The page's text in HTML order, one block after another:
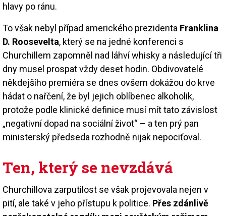
hlavy po ránu.
To však nebyl případ amerického prezidenta Franklina
D. Roosevelta, který se na jedné konferenci s
Churchillem zapomněl nad láhví whisky a následující tři
dny musel prospat vždy deset hodin. Obdivovatelé
někdejšího premiéra se dnes ovšem dokážou do krve
hádat o nařčení, že byl jejich oblíbenec alkoholik,
protože podle klinické definice musí mít tato závislost
„negativní dopad na sociální život“ – a ten prý pan
ministerský předseda rozhodně nijak nepociťoval.
Ten, který se nevzdává
Churchillova zarputilost se však projevovala nejen v
pití, ale také v jeho přístupu k politice. Přes zdánlivě